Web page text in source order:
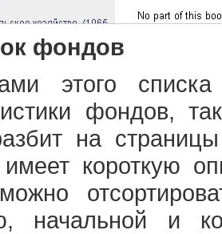
фондов
этого
фондов,
на
короткую
начальной и